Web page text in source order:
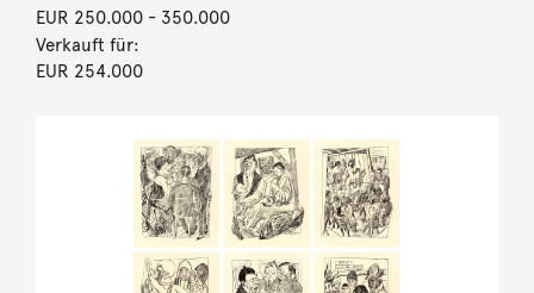
EUR 250.000- 350.000
Verkauft für:
EUR 254.000